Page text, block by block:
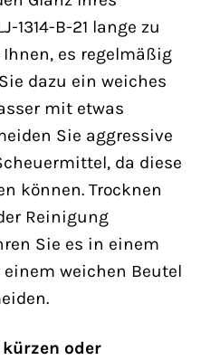
1314-B-21 lange zu
es regelmäßig
dazu ein weiches
mit etwas
Sie aggressive
da diese
können. Trocknen
Reinigung
Sie es in einem
weichen Beutel
oder